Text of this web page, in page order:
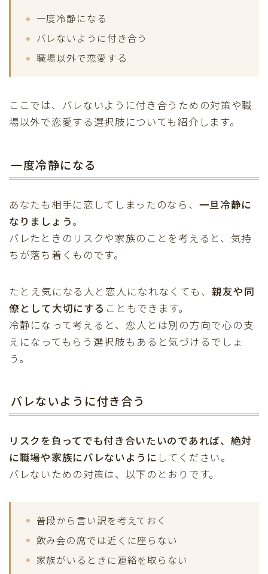
一度冷静になる
バレないように付き合う
職場以外で恋愛する
ここでは、バレないように付き合うための対策や職
場以外で恋愛する選択肢についても紹介します。
一度冷静になる
あなたも相手に恋してしまったのなら、 一旦冷静に
なりましょう。
バレたときのリスクや家族のことを考えると、気持
ちが落ち着くものです。
たとえ気になる人と恋人になれなくても、親友や同
僚として大切にする こともできます。
冷静になって考えると、恋人とは別の方向で心の支
えになってもらう選択肢もあると気づけるでしょ
う。
バレないように付き合う
リスクを負ってでも付き合いたいのであれば、絶対
に職場や家族にバレないように してください。
バレないための対策は、以下のとおりです。
普段から言い訳を考えておく
飲み会の席では近くに座らない
家族がいるときに連絡を取らない